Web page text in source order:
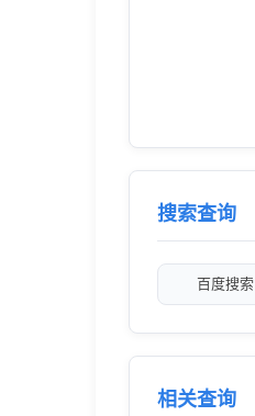
搜索查询
百度搜索
相关查询